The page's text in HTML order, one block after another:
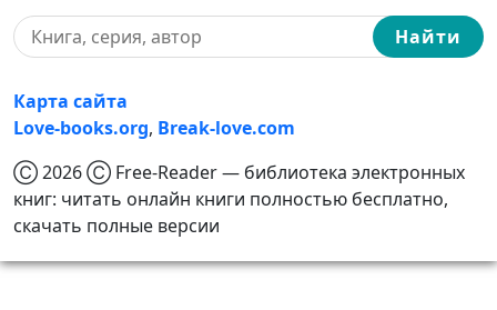
Найти
Карта сайта
Love-books.org, Break-love.com
Ⓒ 2026 Ⓒ Free-Reader — библиотека электронных
книг: читать онлайн книги полностью бесплатно,
скачать полные версии